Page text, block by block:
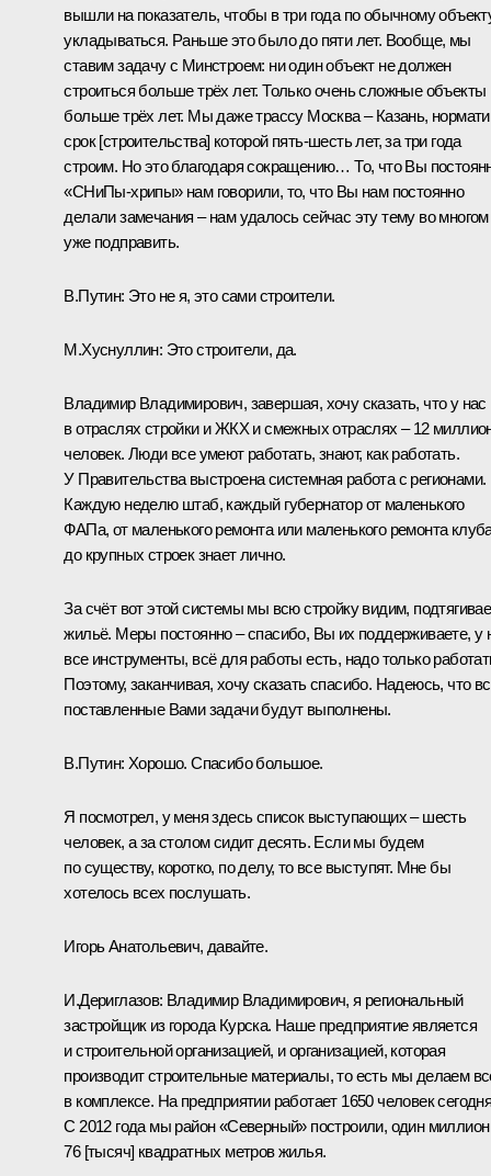
вышли на показатель, чтобы в три года по обычному
укладываться. Раньше это было до пяти лет. Вообще, мы
ставим задачу с Минстроем: ни один объект не должен
строиться больше трёх лет. Только очень сложные объекты
больше трёх лет. Мы даже трассу Москва – Казань,
срок [строительства] которой пять-шесть лет, за три года
строим. Но это благодаря сокращению… То, что Вы
«СНиПы-хрипы» нам говорили, то, что Вы нам постоянно
делали замечания ‒ нам удалось сейчас эту тему во многом
уже подправить.
В.Путин: Это не я, это сами строители.
М.Хуснуллин: Это строители, да.
Владимир Владимирович, завершая, хочу сказать, что у нас
в отраслях стройки и ЖКХ и смежных отраслях – 12
человек. Люди все умеют работать, знают, как работать.
У Правительства выстроена системная работа с регионами.
Каждую неделю штаб, каждый губернатор от маленького
ФАПа, от маленького ремонта или маленького ремонта
до крупных строек знает лично.
За счёт вот этой системы мы всю стройку видим,
жильё. Меры постоянно – спасибо, Вы их поддерживаете, у
все инструменты, всё для работы есть, надо только
Поэтому, заканчивая, хочу сказать спасибо. Надеюсь, что
поставленные Вами задачи будут выполнены.
В.Путин: Хорошо. Спасибо большое.
Я посмотрел, у меня здесь список выступающих ‒ шесть
человек, а за столом сидит десять. Если мы будем
по существу, коротко, по делу, то все выступят. Мне бы
хотелось всех послушать.
Игорь Анатольевич, давайте.
И.Дериглазов: Владимир Владимирович, я региональный
застройщик из города Курска. Наше предприятие является
и строительной организацией, и организацией, которая
производит строительные материалы, то есть мы делаем
в комплексе. На предприятии работает 1650 человек
С 2012 года мы район «Северный» построили, один миллион
76 [тысяч] квадратных метров жилья.